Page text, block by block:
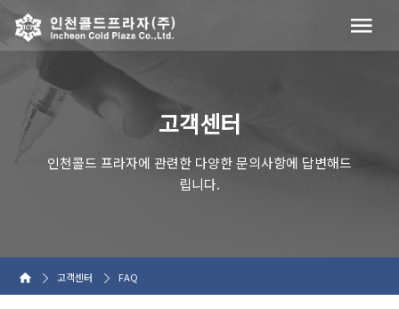
고객센터
인천콜드 프라자에 관련한 다양한 문의사항에 답변해드
립니다.
고객센터 FAQ